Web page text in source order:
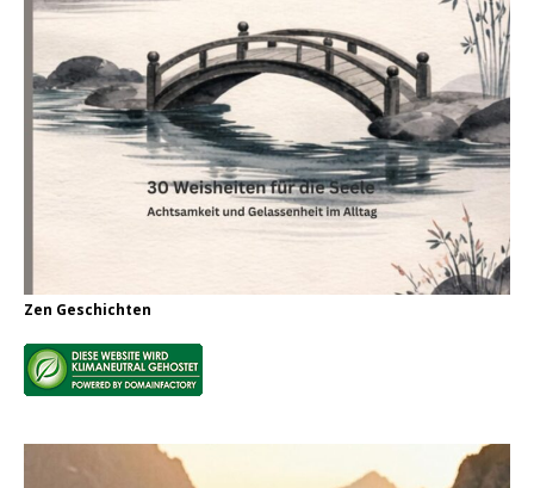
Zen Geschichten